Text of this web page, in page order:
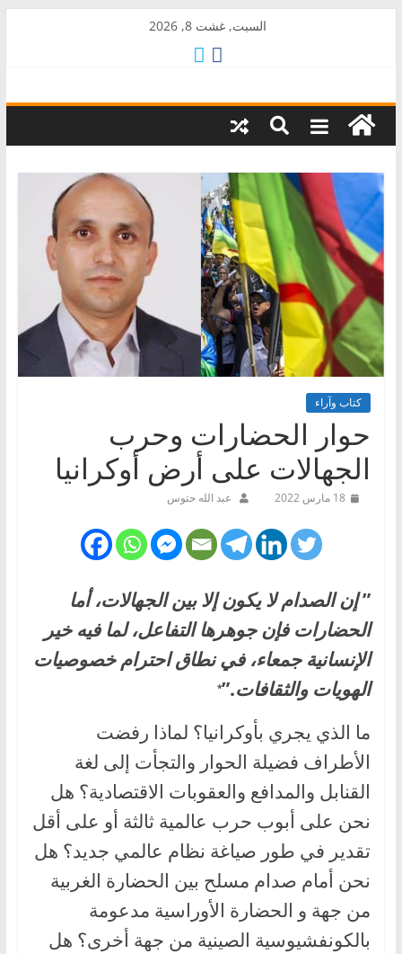
السبت, غشت 8, 2026
AkalPress
منبر
المغرب
كتاب وآراء
حوار الحضارات وحرب
الجهالات على أرض أوكرانيا
18 مارس 2022 عبد الله حتوس
”إن الصدام لا يكون إلا بين الجهالات، أما
الحضارات فإن جوهرها التفاعل، لما فيه خير
الإنسانية جمعاء، في نطاق احترام خصوصيات
الهويات والثقافات.”
*
ما الذي يجري بأوكرانيا؟ لماذا رفضت
الأطراف فضيلة الحوار والتجأت إلى لغة
القنابل والمدافع والعقوبات الاقتصادية؟ هل
نحن على أبوب حرب عالمية ثالثة أو على أقل
تقدير في طور صياغة نظام عالمي جديد؟ هل
نحن أمام صدام مسلح بين الحضارة الغربية
من جهة و الحضارة الأوراسية مدعومة
بالكونفشيوسية الصينية من جهة أخرى؟ هل